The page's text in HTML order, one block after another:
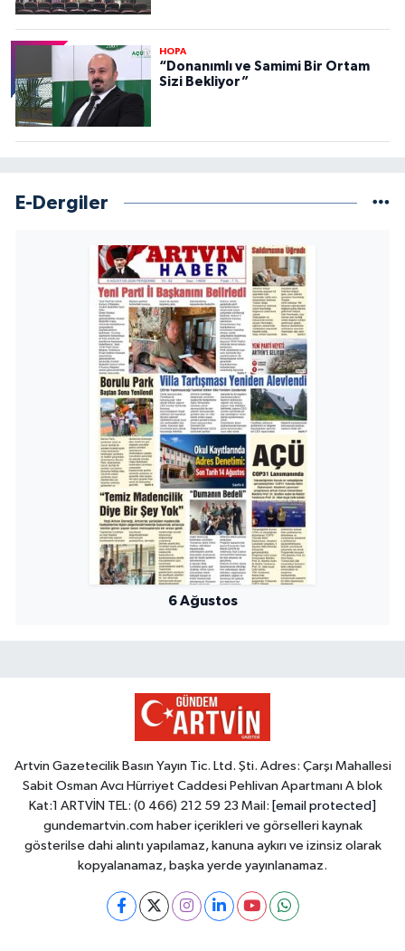
HOPA
“Donanımlı ve Samimi Bir Ortam
Sizi Bekliyor”
E-Dergiler
6 Ağustos
Artvin Gazetecilik Basın Yayın Tic. Ltd. Şti. Adres: Çarşı Mahallesi
Sabit Osman Avcı Hürriyet Caddesi Pehlivan Apartmanı A blok
Kat:1 ARTVİN TEL: (0 466) 212 59 23 Mail: [email protected]
gundemartvin.com haber içerikleri ve görselleri kaynak
gösterilse dahi alıntı yapılamaz, kanuna aykırı ve izinsiz olarak
kopyalanamaz, başka yerde yayınlanamaz.